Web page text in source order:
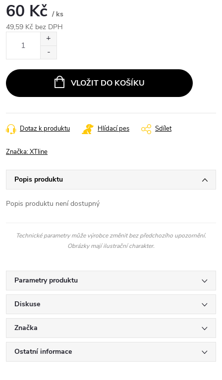
60 Kč / ks
49,59 Kč bez DPH
VLOŽIT DO KOŠÍKU
Dotaz k produktu Hlídací pes Sdílet
Značka:XTline
Popis produktu
Popis produktu není dostupný
Technické parametry může výrobce změnit bez předchozího upozornění.
Obrázky mají ilustrační charakter.
Parametry produktu
Diskuse
Značka
Ostatní informace